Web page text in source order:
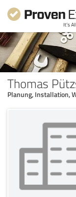
Thomas
Planung, Installation,